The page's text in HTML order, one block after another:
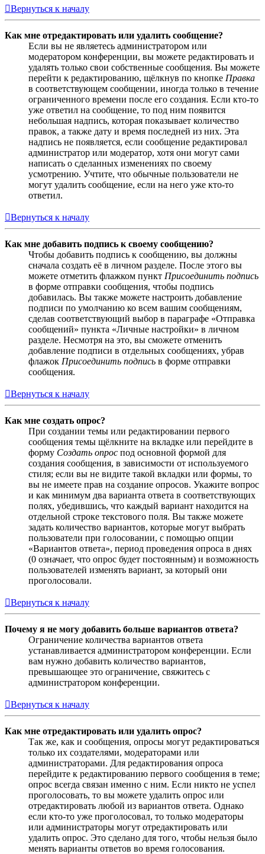
Вернуться к началу
Как мне отредактировать или удалить сообщение?
Если вы не являетесь администратором или
модератором конференции, вы можете редактировать и
удалять только свои собственные сообщения. Вы можете
перейти к редактированию, щёлкнув по кнопке Правка
в соответствующем сообщении, иногда только в течение
ограниченного времени после его создания. Если кто-то
уже ответил на сообщение, то под ним появится
небольшая надпись, которая показывает количество
правок, а также дату и время последней из них. Эта
надпись не появляется, если сообщение редактировал
администратор или модератор, хотя они могут сами
написать о сделанных изменениях по своему
усмотрению. Учтите, что обычные пользователи не
могут удалить сообщение, если на него уже кто-то
ответил.
Вернуться к началу
Как мне добавить подпись к своему сообщению?
Чтобы добавить подпись к сообщению, вы должны
сначала создать её в личном разделе. После этого вы
можете отметить флажком пункт Присоединить подпись
в форме отправки сообщения, чтобы подпись
добавилась. Вы также можете настроить добавление
подписи по умолчанию ко всем вашим сообщениям,
сделав соответствующий выбор в параграфе «Отправка
сообщений» пункта «Личные настройки» в личном
разделе. Несмотря на это, вы сможете отменить
добавление подписи в отдельных сообщениях, убрав
флажок Присоединить подпись в форме отправки
сообщения.
Вернуться к началу
Как мне создать опрос?
При создании темы или редактировании первого
сообщения темы щёлкните на вкладке или перейдите в
форму Создать опрос под основной формой для
создания сообщения, в зависимости от используемого
стиля; если вы не видите такой вкладки или формы, то
вы не имеете прав на создание опросов. Укажите вопрос
и как минимум два варианта ответа в соответствующих
полях, убедившись, что каждый вариант находится на
отдельной строке текстового поля. Вы также можете
задать количество вариантов, которые могут выбрать
пользователи при голосовании, с помощью опции
«Вариантов ответа», период проведения опроса в днях
(0 означает, что опрос будет постоянным) и возможность
пользователей изменять вариант, за который они
проголосовали.
Вернуться к началу
Почему я не могу добавить больше вариантов ответа?
Ограничение количества вариантов ответа
устанавливается администратором конференции. Если
вам нужно добавить количество вариантов,
превышающее это ограничение, свяжитесь с
администратором конференции.
Вернуться к началу
Как мне отредактировать или удалить опрос?
Так же, как и сообщения, опросы могут редактироваться
только их создателями, модераторами или
администраторами. Для редактирования опроса
перейдите к редактированию первого сообщения в теме;
опрос всегда связан именно с ним. Если никто не успел
проголосовать, то вы можете удалить опрос или
отредактировать любой из вариантов ответа. Однако
если кто-то уже проголосовал, то только модераторы
или администраторы могут отредактировать или
удалить опрос. Это сделано для того, чтобы нельзя было
менять варианты ответов во время голосования.